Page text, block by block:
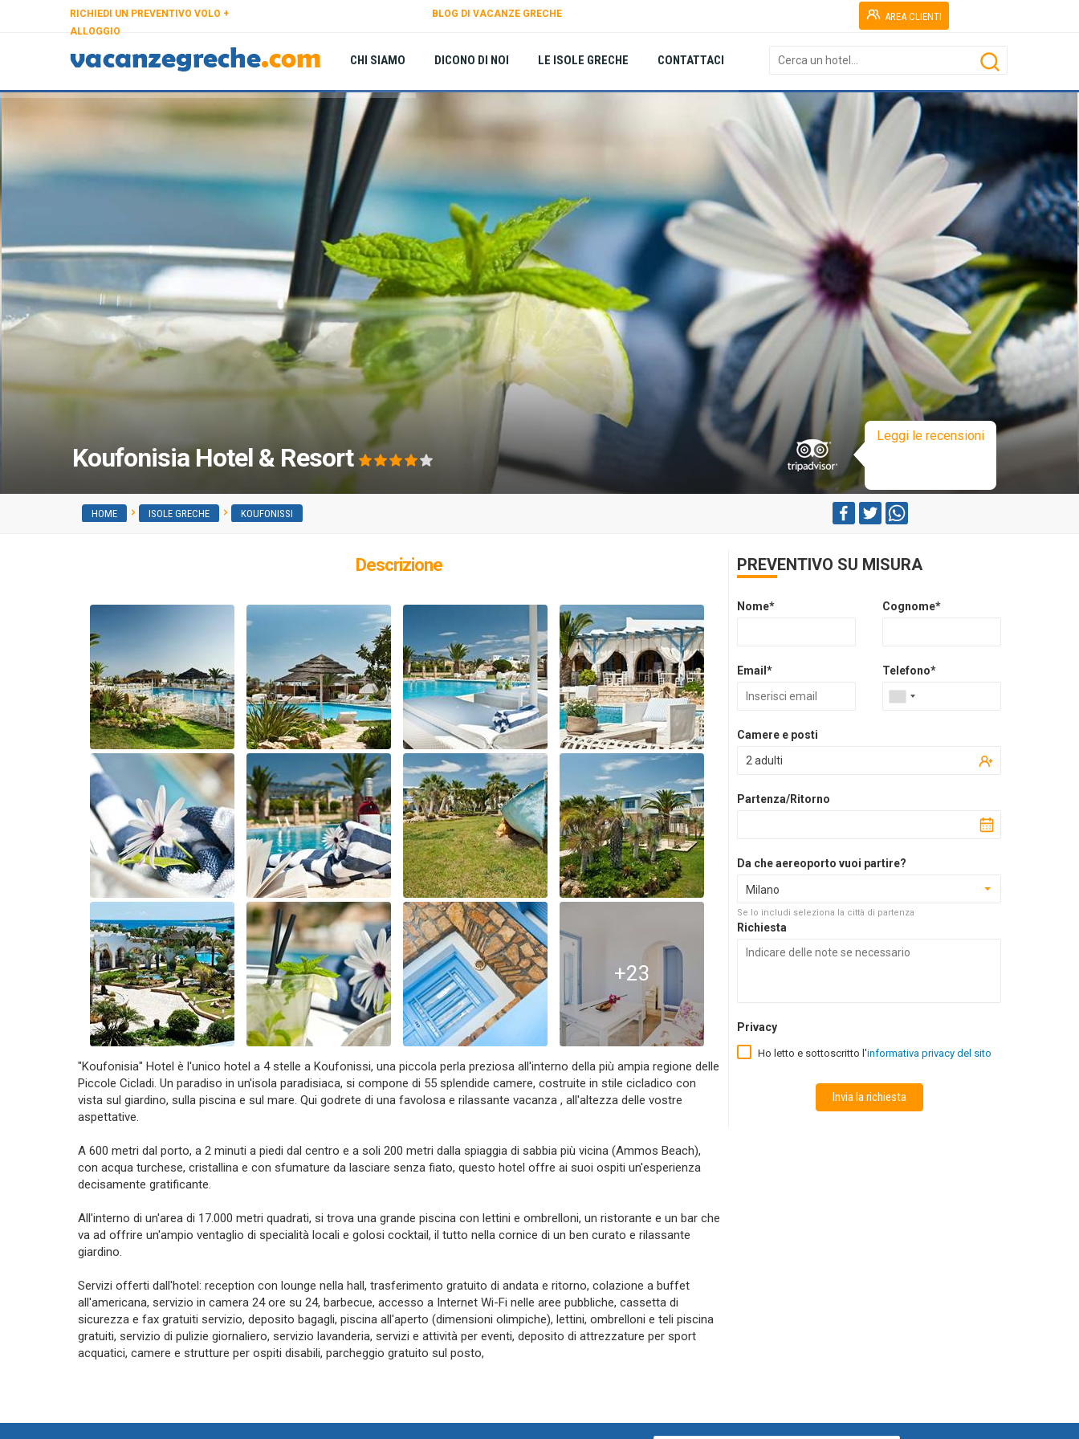
AREA CLIENTI
RICHIEDI UN PREVENTIVO VOLO +
ALLOGGIO
BLOG DI VACANZE GRECHE
CHI SIAMO DICONO DI NOI LE ISOLE GRECHE CONTATTACI
Leggi le recensioni
Koufonisia Hotel & Resort
HOME ISOLE GRECHE KOUFONISSI
Descrizione
+23
"Koufonisia" Hotel è l'unico hotel a 4 stelle a Koufonissi, una piccola perla preziosa all'interno della più ampia regione delle
Piccole Cicladi. Un paradiso in un'isola paradisiaca, si compone di 55 splendide camere, costruite in stile cicladico con
vista sul giardino, sulla piscina e sul mare. Qui godrete di una favolosa e rilassante vacanza , all'altezza delle vostre
aspettative.
A 600 metri dal porto, a 2 minuti a piedi dal centro e a soli 200 metri dalla spiaggia di sabbia più vicina (Ammos Beach),
con acqua turchese, cristallina e con sfumature da lasciare senza fiato, questo hotel offre ai suoi ospiti un'esperienza
decisamente gratificante.
All'interno di un'area di 17.000 metri quadrati, si trova una grande piscina con lettini e ombrelloni, un ristorante e un bar che
va ad offrire un'ampio ventaglio di specialità locali e golosi cocktail, il tutto nella cornice di un ben curato e rilassante
giardino.
Servizi offerti dall'hotel: reception con lounge nella hall, trasferimento gratuito di andata e ritorno, colazione a buffet
all'americana, servizio in camera 24 ore su 24, barbecue, accesso a Internet Wi-Fi nelle aree pubbliche, cassetta di
sicurezza e fax gratuiti servizio, deposito bagagli, piscina all'aperto (dimensioni olimpiche), lettini, ombrelloni e teli piscina
gratuiti, servizio di pulizie giornaliero, servizio lavanderia, servizi e attività per eventi, deposito di attrezzature per sport
acquatici, camere e strutture per ospiti disabili, parcheggio gratuito sul posto,
PREVENTIVO SU MISURA
Nome* Cognome*
Email* Telefono*
Camere e posti
2 adulti
Partenza/Ritorno
Da che aereoporto vuoi partire?
Milano
Se lo includi seleziona la città di partenza
Richiesta
Privacy
Ho letto e sottoscritto l'informativa privacy del sito
Invia la richiesta